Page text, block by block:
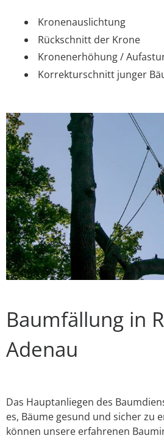
Kronenauslichtung
Rückschnitt der Krone
Kronenerhöhung /
Korrekturschnitt junger
Baumfällung in
Adenau
Das Hauptanliegen des
es, Bäume gesund und sicher zu
können unsere erfahrenen